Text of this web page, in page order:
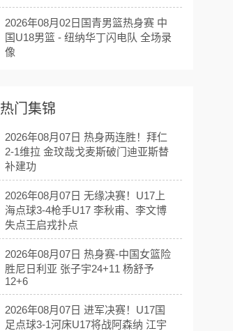
2026年08月02日国青男篮热身赛 中
国U18男篮 - 纽纳华丁闪电队 全场录
像
热门集锦
2026年08月07日 热身两连胜！拜仁
2-1维拉 金玟哉戈麦斯破门迪亚斯替
补建功
2026年08月07日 无缘决赛！U17上
海点球3-4枪手U17 李秋甫、李文博
失点王启戎扑点
2026年08月07日 热身赛-中国女篮险
胜尼日利亚 张子宇24+11 杨舒予
12+6
2026年08月07日 进军决赛！U17国
足点球3-1河床U17将战阿森纳 江宇